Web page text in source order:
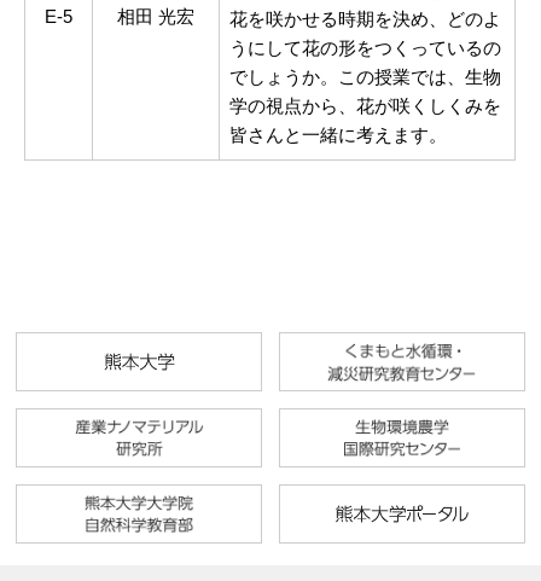
E-5 相田 光宏
花を咲かせる時期を決め、どのよ
うにして花の形をつくっているの
でしょうか。この授業では、生物
学の視点から、花が咲くしくみを
皆さんと一緒に考えます。